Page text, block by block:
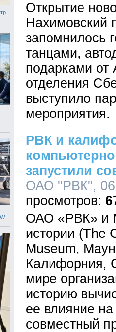
Открытие
Нахимовский
запомнилось
танцами,
подарками от
отделения
выступило
мероприятия.
РВК и
запустили
ОАО "РВК",
ОАО «РВК» и
истории (The
Museum,
Калифорния,
мире
историю
ее влияние
совместный